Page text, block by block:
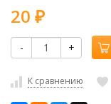
20 ₽
- +
К сравнению